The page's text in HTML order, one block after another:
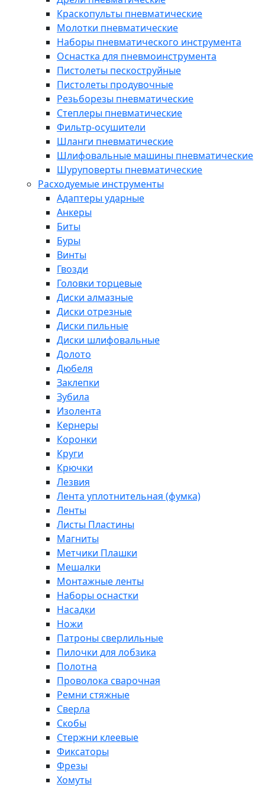
Краскопульты пневматические
Молотки пневматические
Наборы пневматического инструмента
Оснастка для пневмоинструмента
Пистолеты пескоструйные
Пистолеты продувочные
Резьборезы пневматические
Степлеры пневматические
Фильтр-осушители
Шланги пневматические
Шлифовальные машины пневматические
Шуруповерты пневматические
Расходуемые инструменты
Адаптеры ударные
Анкеры
Биты
Буры
Винты
Гвозди
Головки торцевые
Диски алмазные
Диски отрезные
Диски пильные
Диски шлифовальные
Долото
Дюбеля
Заклепки
Зубила
Изолента
Кернеры
Коронки
Круги
Крючки
Лезвия
Лента уплотнительная (фумка)
Ленты
Листы Пластины
Магниты
Метчики Плашки
Мешалки
Монтажные ленты
Наборы оснастки
Насадки
Ножи
Патроны сверлильные
Пилочки для лобзика
Полотна
Проволока сварочная
Ремни стяжные
Сверла
Скобы
Стержни клеевые
Фиксаторы
Фрезы
Хомуты